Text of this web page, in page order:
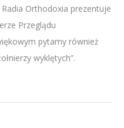
Radia Orthodoxia prezentuje
Przeglądu
pytamy również
wyklętych”.